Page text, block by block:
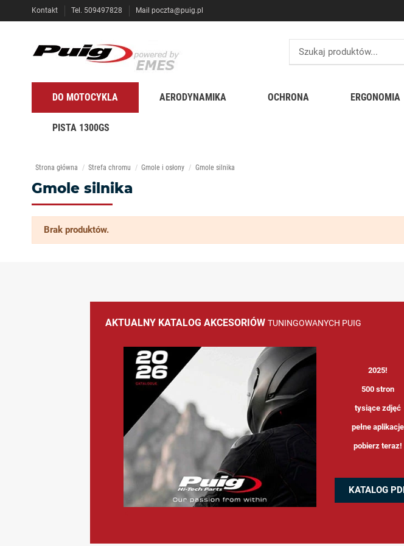
Kontakt Tel. 509497828 Mail poczta@puig.pl
DO MOTOCYKLA AERODYNAMIKA OCHRONA ERGONOMIA
PISTA 1300GS
Strona główna Strefa chromu Gmole i osłony Gmole silnika
Gmole silnika
Brak produktów.
AKTUALNY KATALOG AKCESORIÓW TUNINGOWANYCH PUIG
2025!
500 stron
tysiące zdjęć
pełne aplikacje
pobierz teraz!
KATALOG